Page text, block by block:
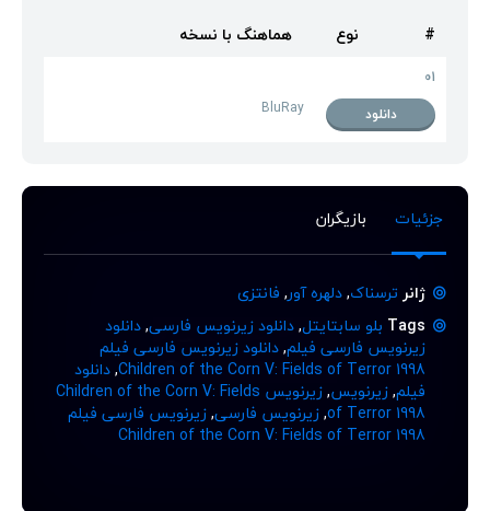
# نوع هماهنگ با نسخه
01
دانلود
BluRay
جزئیات بازیگران
ژانر ترسناک,دلهره آور, فانتزی
Tags بلو سابتایتل,دانلود زیرنویس فارسی,دانلود
زیرنویس فارسی فیلم,دانلود زیرنویس فارسی فیلم
Children of the Corn V: Fields of Terror 1998
,دانلود
فیلم,زیرنویس,
زیرنویس Children of the Corn V: Fields
of Terror 1998
,زیرنویس فارسی,زیرنویس فارسی فیلم
Children of the Corn V: Fields of Terror 1998